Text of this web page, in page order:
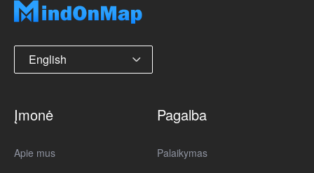
English
Įmonė
Apie mus
Pagalba
Palaikymas